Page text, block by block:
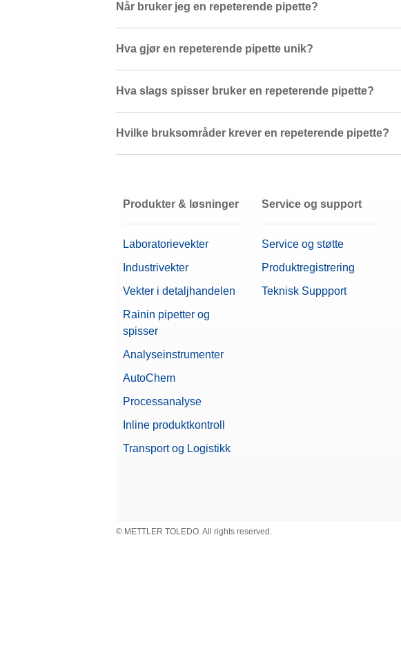
Når bruker jeg en repeterende pipette?
Hva gjør en repeterende pipette unik?
Hva slags spisser bruker en repeterende pipette?
Hvilke bruksområder krever en repeterende pipette?
Produkter & løsninger
Laboratorievekter
Industrivekter
Vekter i detaljhandelen
Rainin pipetter og
spisser
Analyseinstrumenter
AutoChem
Processanalyse
Inline produktkontroll
Transport og Logistikk
Service og support
Service og støtte
Produktregistrering
Teknisk Suppport
© METTLER TOLEDO. All rights reserved.